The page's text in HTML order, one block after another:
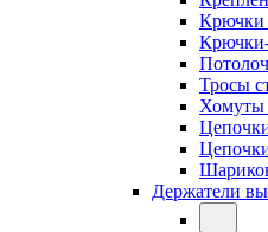
Крючки
Тросы
Хомуты
Держатели